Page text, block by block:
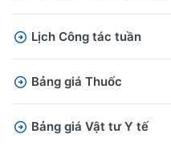
Lịch Công tác tuần
Bảng giá Thuốc
Bảng giá Vật tư Y tế